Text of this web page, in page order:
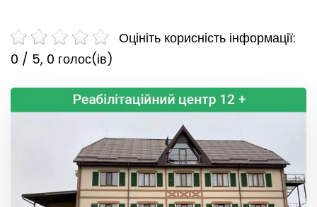
Оцініть корисність інформації:
0 / 5, 0 голос(ів)